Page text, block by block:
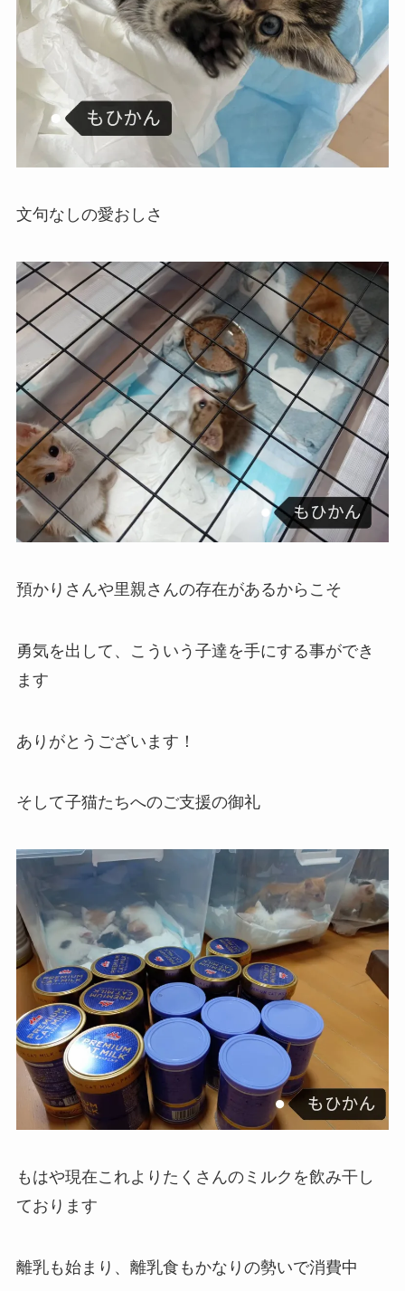
文句なしの愛おしさ
預かりさんや里親さんの存在があるからこそ
勇気を出して、こういう子達を手にする事ができ
ます
ありがとうございます！
そして子猫たちへのご支援の御礼
もはや現在これよりたくさんのミルクを飲み干し
ております
離乳も始まり、離乳食もかなりの勢いで消費中